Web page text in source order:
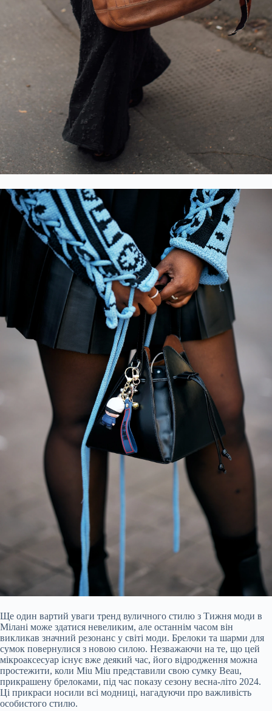
Ще один вартий уваги тренд вуличного стилю з Тижня моди в
Мілані може здатися невеликим, але останнім часом він
викликав значний резонанс у світі моди. Брелоки та шарми для
сумок повернулися з новою силою. Незважаючи на те, що цей
мікроаксесуар існує вже деякий час, його відродження можна
простежити, коли Miu Miu представили свою сумку Beau,
прикрашену брелоками, під час показу сезону весна-літо 2024.
Ці прикраси носили всі модниці, нагадуючи про важливість
особистого стилю.